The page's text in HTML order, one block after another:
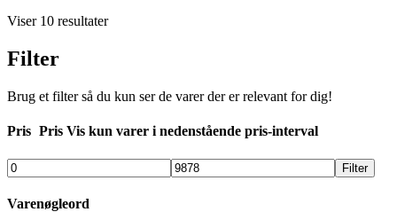
Viser 10 resultater
Filter
Brug et filter så du kun ser de varer der er relevant for dig!
Pris Pris Vis kun varer i nedenstående pris-interval
Filter
Varenøgleord